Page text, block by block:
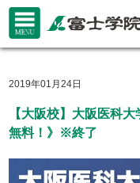
2019年01月24日
【大阪校】大阪医科
無料！》※終了